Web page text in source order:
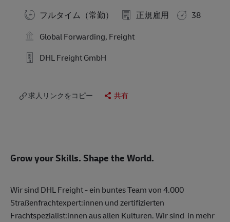
フルタイム（常勤）
正規雇用
38
Global Forwarding, Freight
DHL Freight GmbH
求人リンクをコピー 共有
Grow your Skills. Shape the World.
Wir sind DHL Freight - ein buntes Team von 4.000
Straßenfrachtexpert:innen und zertifizierten
Frachtspezialist:innen aus allen Kulturen. Wir sind in mehr